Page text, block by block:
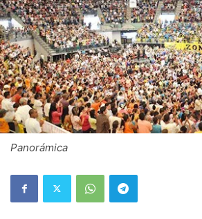
Panorámica